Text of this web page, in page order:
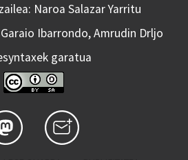
Naroa Salazar Yarritu
Ibarrondo, Amrudin Drljo
garatua